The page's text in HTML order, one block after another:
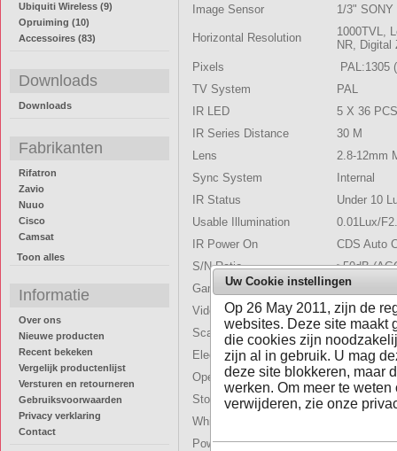
Ubiquiti Wireless (9)
Opruiming (10)
Accessoires (83)
Downloads
Downloads
Fabrikanten
Rifatron
Zavio
Nuuo
Cisco
Camsat
Toon alles
Informatie
Over ons
Nieuwe producten
Recent bekeken
Vergelijk productenlijst
Versturen en retourneren
Gebruiksvoorwaarden
Privacy verklaring
Contact
Image Sensor
1/3" SONY
Horizontal Resolution
1000TVL,
NR, Digital
Pixels
PAL:1305
TV System
PAL
IR LED
5 X 36 PCS
IR Series Distance
30 M
Lens
2.8-12mm
Sync System
Internal
IR Status
Under 10
Usable Illumination
0.01Lux/
IR Power On
CDS Auto
S/N Ratio
≥50dB
Gamma Correction
0.45
Video Out
Composite
Scanning System
PAL:625
Electronic Shutter Time
Auto:PAL
Operation Temperature
-10¢J ~
Storage Temperature
-20¢J ~
White Balance
Power Source
DC12V
Uw Cookie instellingen
Op 26 May 2011, zijn de
websites. Deze site maakt
die cookies zijn
zijn al in gebruik. U mag
deze site blokkeren, maar
werken. Om meer te
verwijderen, zie onze